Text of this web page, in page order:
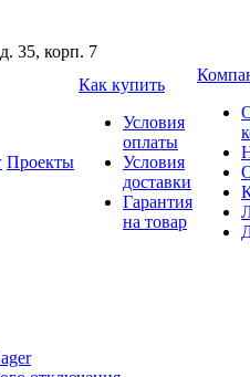
35, корп. 7
Проекты
Как купить
Условия
оплаты
Условия
доставки
Гарантия
на товар